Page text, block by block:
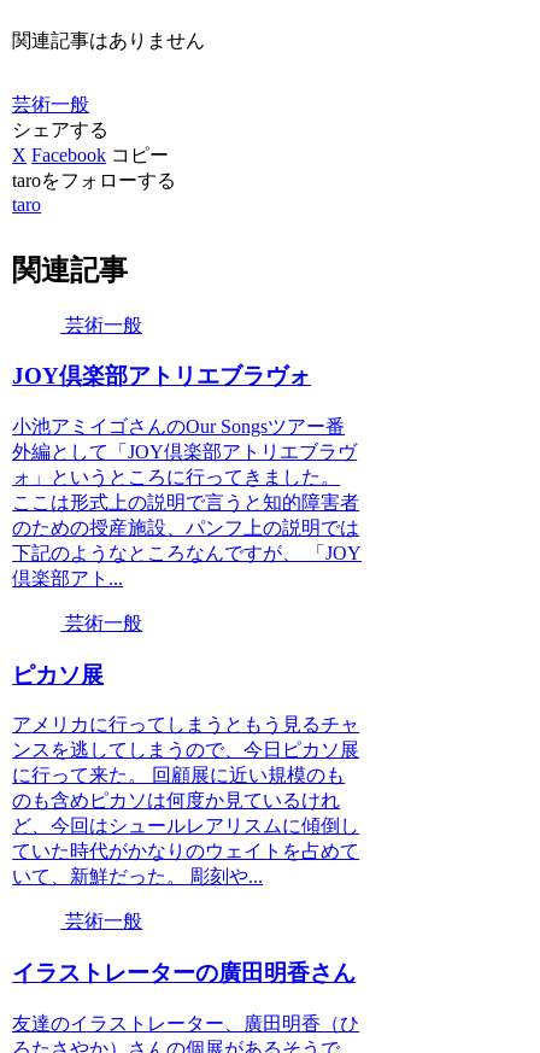
関連記事はありません
芸術一般
シェアする
X Facebook コピー
taroをフォローする
taro
関連記事
芸術一般
JOY倶楽部アトリエブラヴォ
小池アミイゴさんのOur Songsツアー番
外編として「JOY倶楽部アトリエブラヴ
ォ」というところに行ってきました。
ここは形式上の説明で言うと知的障害者
のための授産施設、パンフ上の説明では
下記のようなところなんですが、 「JOY
倶楽部アト...
芸術一般
ピカソ展
アメリカに行ってしまうともう見るチャ
ンスを逃してしまうので、今日ピカソ展
に行って来た。 回顧展に近い規模のも
のも含めピカソは何度か見ているけれ
ど、今回はシュールレアリスムに傾倒し
ていた時代がかなりのウェイトを占めて
いて、新鮮だった。 彫刻や...
芸術一般
イラストレーターの廣田明香さん
友達のイラストレーター、廣田明香（ひ
ろたさやか）さんの個展があるそうで